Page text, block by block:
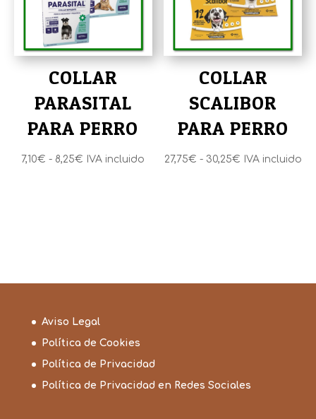
hasta
hasta
11,45€
COLLAR
PARASITAL
PARA PERRO
7,10€ - 8,25€ Rango
IVA incluido
COLLAR
SCALIBOR
PARA PERRO
27,75€ - 30,25€Rango
IVA incluido
Aviso Legal
Política de Cookies
Política de Privacidad
Política de Privacidad en Redes Sociales